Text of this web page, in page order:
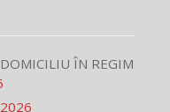
ÎN REGIM